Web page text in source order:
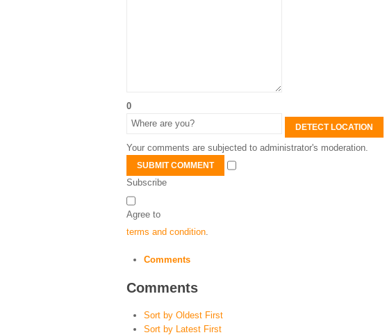
0
DETECT LOCATION
Your comments are subjected to administrator's moderation.
SUBMIT COMMENT
Subscribe
Agree to
terms and condition
Comments
Comments
Sort by Oldest First
Sort by Latest First